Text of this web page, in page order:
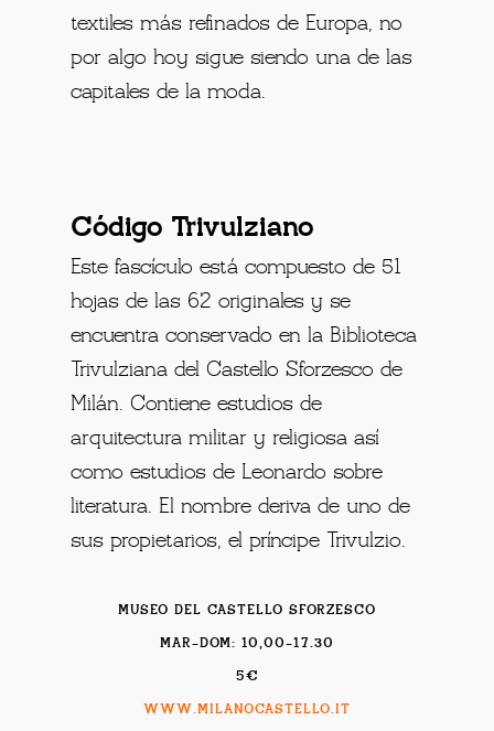
textiles más refinados de Europa, no
por algo hoy sigue siendo una de las
capitales de la moda.
Código Trivulziano
Este fascículo está compuesto de 51
hojas de las 62 originales y se
encuentra conservado en la Biblioteca
Trivulziana del Castello Sforzesco de
Milán. Contiene estudios de
arquitectura militar y religiosa así
como estudios de Leonardo sobre
literatura. El nombre deriva de uno de
sus propietarios, el príncipe Trivulzio.
MUSEO DEL CASTELLO SFORZESCO
MAR-DOM: 10,00-17.30
5€
WWW.MILANOCASTELLO.IT